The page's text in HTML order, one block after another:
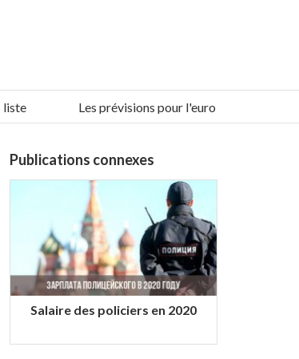
Les prévisions pour l'euro pour l'hiver 2019-
Publications connexes
Salaire des policiers en 2020